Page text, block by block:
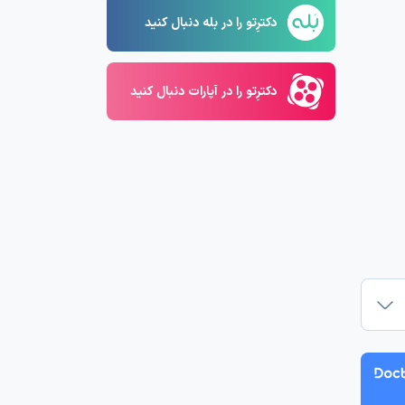
دکترِتو را در بله دنبال کنید
دکترِتو را در آپارات دنبال کنید